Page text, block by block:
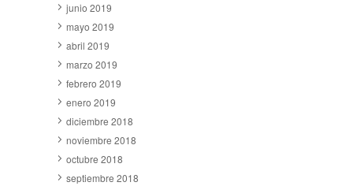
junio 2019
mayo 2019
abril 2019
marzo 2019
febrero 2019
enero 2019
diciembre 2018
noviembre 2018
octubre 2018
septiembre 2018